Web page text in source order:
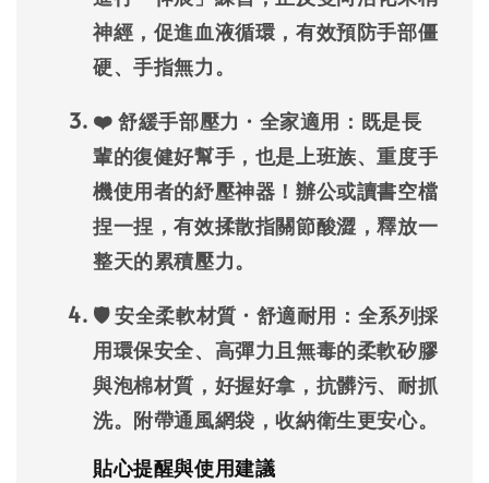
神經，促進血液循環，有效預防手部僵
硬、手指無力。
❤️ 舒緩手部壓力 · 全家適用： 既是長
輩的復健好幫手，也是上班族、重度手
機使用者的紓壓神器！辦公或讀書空檔
捏一捏，有效揉散指關節酸澀，釋放一
整天的累積壓力。
🛡️ 安全柔軟材質 · 舒適耐用： 全系列採
用環保安全、高彈力且無毒的柔軟矽膠
與泡棉材質，好握好拿，抗髒污、耐抓
洗。附帶通風網袋，收納衛生更安心。
貼心提醒與使用建議